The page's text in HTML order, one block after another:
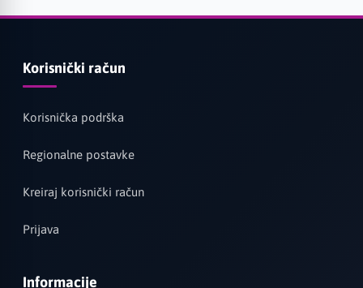
Korisnički račun
Korisnička podrška
Regionalne postavke
Kreiraj korisnički račun
Prijava
Informacije